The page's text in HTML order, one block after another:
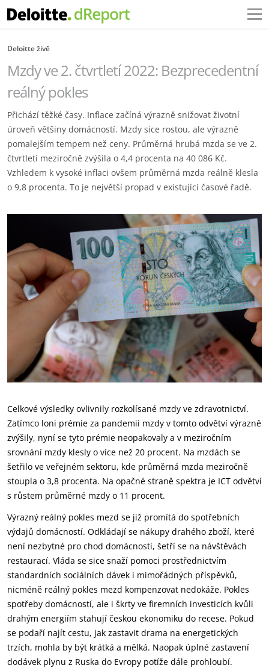
Deloitte živě
Mzdy ve 2. čtvrtletí 2022: Bezprecedentní
reálný pokles
Přichází těžké časy. Inflace začíná výrazně snižovat životní
úroveň většiny domácností. Mzdy sice rostou, ale výrazně
pomalejším tempem než ceny. Průměrná hrubá mzda se ve 2.
čtvrtletí meziročně zvýšila o 4,4 procenta na 40 086 Kč.
Vzhledem k vysoké inflaci ovšem průměrná mzda reálně klesla
o 9,8 procenta. To je největší propad v existující časové řadě.
Celkové výsledky ovlivnily rozkolísané mzdy ve zdravotnictví.
Zatímco loni prémie za pandemii mzdy v tomto odvětví výrazně
zvýšily, nyní se tyto prémie neopakovaly a v meziročním
srovnání mzdy klesly o více než 20 procent. Na mzdách se
šetřilo ve veřejném sektoru, kde průměrná mzda meziročně
stoupla o 3,8 procenta. Na opačné straně spektra je ICT odvětví
s růstem průměrné mzdy o 11 procent.
Výrazný reálný pokles mezd se již promítá do spotřebních
výdajů domácností. Odkládají se nákupy drahého zboží, které
není nezbytné pro chod domácnosti, šetří se na návštěvách
restaurací. Vláda se sice snaží pomoci prostřednictvím
standardních sociálních dávek i mimořádných příspěvků,
nicméně reálný pokles mezd kompenzovat nedokáže. Pokles
spotřeby domácností, ale i škrty ve firemních investicích kvůli
drahým energiím stahují českou ekonomiku do recese. Pokud
se podaří najít cestu, jak zastavit drama na energetických
trzích, mohla by být krátká a mělká. Naopak úplné zastavení
dodávek plynu z Ruska do Evropy potíže dále prohloubí.